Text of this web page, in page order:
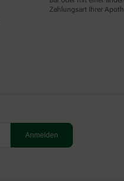
Zahlungsart Ihrer